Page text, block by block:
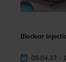
Bioclear
09.04.27 -